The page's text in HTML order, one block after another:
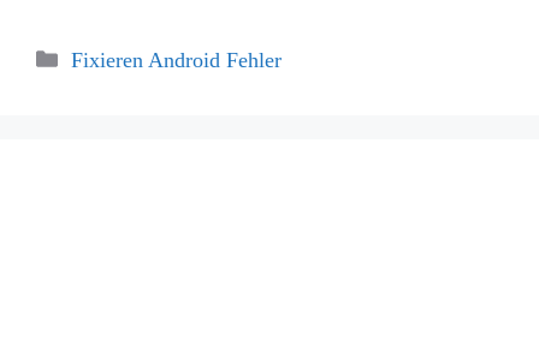
Categories
Fixieren Android Fehler